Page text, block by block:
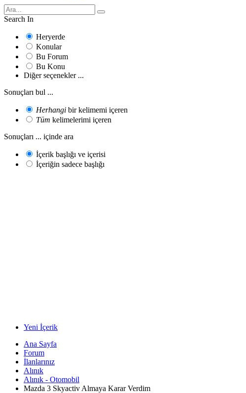
Search In
Heryerde
Konular
Bu Forum
Bu Konu
Diğer seçenekler ...
Sonuçları bul ...
Herhangi bir kelimemi içeren
Tüm kelimelerimi içeren
Sonuçları ... içinde ara
İçerik başlığı ve içerisi
İçeriğin sadece başlığı
Yeni İçerik
Ana Sayfa
Forum
İlanlarınız
Alınık
Alınık - Otomobil
Mazda 3 Skyactiv Almaya Karar Verdim